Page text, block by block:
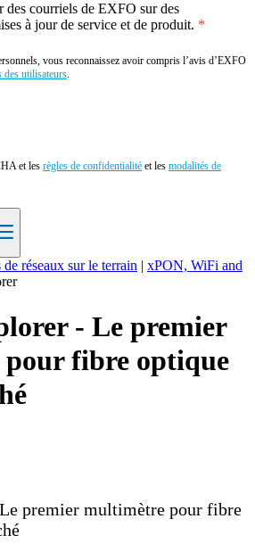
des courriels de EXFO sur des
à jour de service et de produit.
vous reconnaissez avoir compris l’avis d’EXFO
des utilisateurs.
et les règles de confidentialité et les modalités de
de réseaux sur le terrain | xPON, WiFi and
- Le premier
fibre optique
premier multimètre pour fibre